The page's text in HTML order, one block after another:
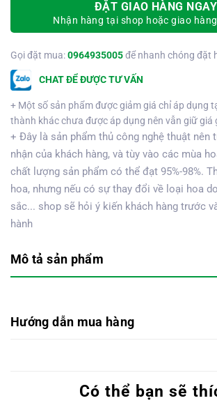
ĐẶT GIAO HÀNG NGAY
Nhận hàng tại shop hoặc giao
Gọi đặt mua:0964935005để nhanh chóng đặt
CHAT ĐỂ ĐƯỢC TƯ VẤN
+ Một số sản phẩm được giảm giá chỉ áp dụng
thành khác chưa được áp dụng nên vẫn giữ giá
+ Đây là sản phẩm thủ công nghệ thuật nên
nhận của khách hàng, và tùy vào các mùa
chất lượng sản phẩm có thể đạt 95%-98%.
hoa, nhưng nếu có sự thay đổi về loại hoa
sắc... shop sẽ hỏi ý kiến khách hàng trước
hành
Mô tả sản phẩm
Hướng dẫn mua hàng
Có thể bạn sẽ